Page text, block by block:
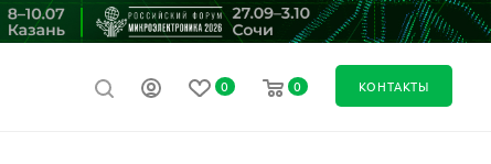
0 0 КОНТАКТЫ